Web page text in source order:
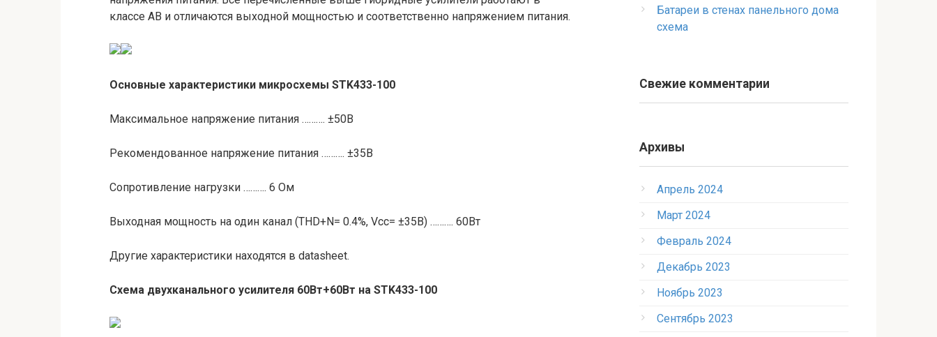
классе AB и отличаются выходной мощностью и соответственно напряжением питания.
Основные характеристики микросхемы STK433-100
Максимальное напряжение питания ………. ±50В
Рекомендованное напряжение питания ………. ±35В
Сопротивление нагрузки ………. 6 Ом
Выходная мощность на один канал (THD+N= 0.4%, Vcc= ±35В) ………. 60Вт
Другие характеристики находятся в datasheet.
Схема двухканального усилителя 60Вт+60Вт на STK433-100
Батареи в стенах панельного дома
схема
Свежие комментарии
Архивы
Апрель 2024
Март 2024
Февраль 2024
Декабрь 2023
Ноябрь 2023
Сентябрь 2023